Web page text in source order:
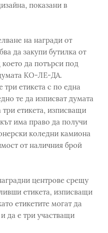
показани в
на награди от
да закупи бутилка от
да потърси под
КО-ЛЕ-ДА.
три етикета с по една
те да изписват думата
етикета, изписващи
има право да получи
коледни камиона
от наличния брой
центрове срещу
етикета, изписващи
етикетите могат да
да е три участващи